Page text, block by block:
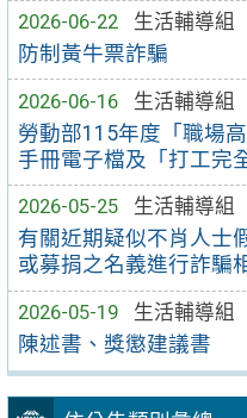
2026-06-22
生活輔導組
防制黃牛票詐騙
2026-06-16
生活輔導組
勞動部115年度「職場
手冊電子檔及「打工完
2026-05-25
生活輔導組
有關近期疑似不肖人士
或募捐之名義進行詐騙
2026-05-19
生活輔導組
陳述書、獎懲建議書